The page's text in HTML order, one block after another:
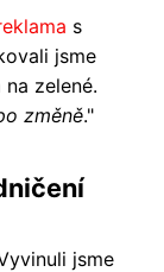
s
jsme
zelené.
změně."
jsme